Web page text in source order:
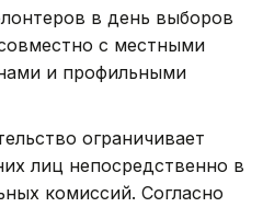
в день выборов
с местными
и профильными
ограничивает
лиц непосредственно в
комиссий. Согласно